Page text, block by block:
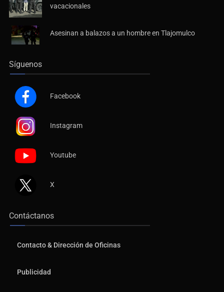
vacacionales
Asesinan a balazos a un hombre en Tlajomulco
Síguenos
Facebook
Instagram
Youtube
X
Contáctanos
Contacto & Dirección de Oficinas
Publicidad